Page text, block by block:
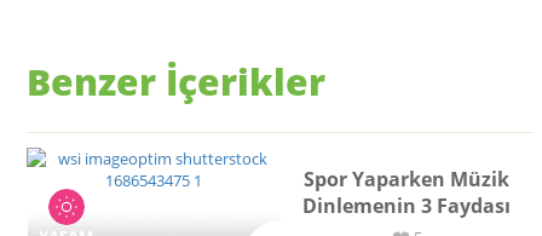
Benzer İçerikler
Spor Yaparken Müzik
Dinlemenin 3 Faydası